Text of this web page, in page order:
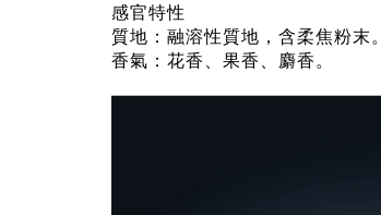
感官特性
質地：融溶性質地，含柔焦粉末。
香氣：花香、果香、麝香。